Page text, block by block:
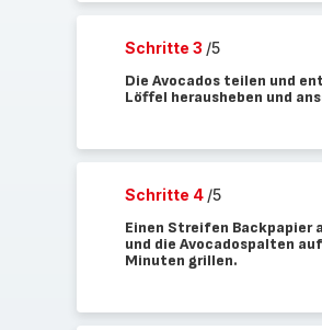
Schritte 3 /5
Die Avocados teilen und
Löffel herausheben und
Schritte 4 /5
Einen Streifen Backpapier
und die Avocadospalten
Minuten grillen.